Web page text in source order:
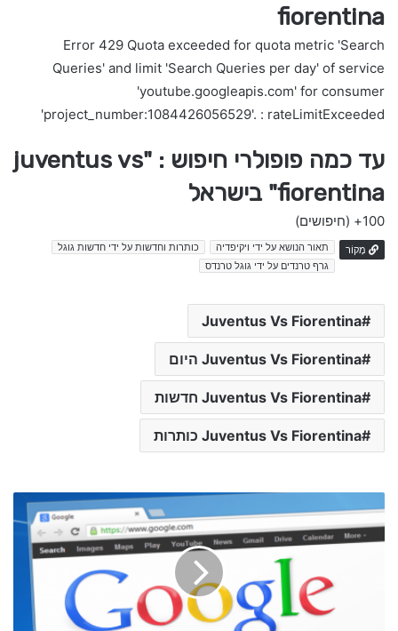
fiorentina
Error 429 Quota exceeded for quota metric 'Search
Queries' and limit 'Search Queries per day' of service
'youtube.googleapis.com' for consumer
'project_number:1084426056529'. : rateLimitExceeded
עד כמה פופולרי חיפוש : "juventus vs
fiorentina" בישראל
100+ (חיפושים)
מָקוֹר תאור הנושא על ידי ויקיפדיה
כותרות וחדשות על ידי חדשות גוגל
גרף טרנדים על ידי גוגל טרנדס
Juventus Vs Fiorentina
Juventus Vs Fiorentina היום
Juventus Vs Fiorentina חדשות
Juventus Vs Fiorentina כותרות
צ